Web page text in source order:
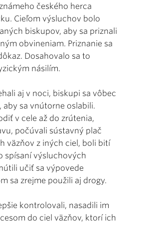
českého herca
Cieľom výsluchov bolo
biskupov, aby sa priznali
obvineniam. Priznanie sa
Dosahovalo sa to
násilím.
aj v noci, biskupi sa vôbec
aby sa vnútorne oslabili.
v cele až do zrútenia,
počúvali sústavný plač
väzňov z iných ciel, boli bití
spísaní výsluchových
učiť sa výpovede
sa zrejme použili aj drogy.
kontrolovali, nasadili im
do ciel väzňov, ktorí ich